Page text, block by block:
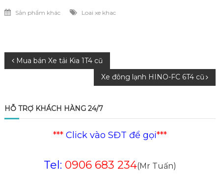
Sản phẩm khác Loai xe khac
Điều
bài
Mua bán Xe tải Kia 1T4 cũ
Xe đông lạnh HINO-FC 6T4 cũ
HỖ TRỢ KHÁCH HÀNG 24/7
*** Click vào SĐT để gọi***
Tel: 0906 683 234(Mr Tuấn)